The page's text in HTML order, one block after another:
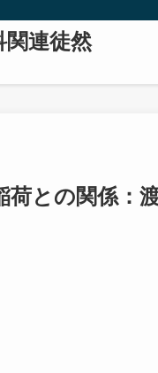
関連徒然
荷との関係：